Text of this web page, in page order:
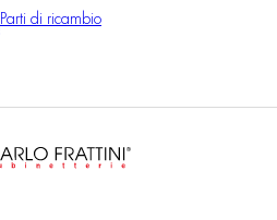
Parti di ricambio